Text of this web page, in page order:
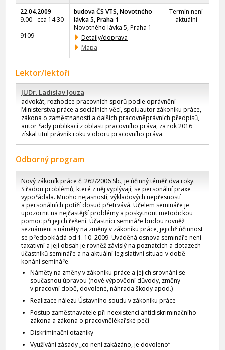
22.04.2009
9.00 - cca 14.30
—
9109
budova ČS VTS, Novotného
lávka 5, Praha 1
Novotného lávka 5, Praha 1
Detaily/doprava
Mapa
Termín není
aktuální
Lektor/lektoři
JUDr. Ladislav Jouza
advokát, rozhodce pracovních sporů podle oprávnění
Ministerstva práce a sociálních věcí, spoluautor zákoníku práce,
zákona o zaměstnanosti a dalších pracovněprávních předpisů,
autor řady publikací z oblasti pracovního práva, za rok 2016
získal titul právník roku v oboru pracovního práva.
Odborný program
Nový zákoník práce č. 262/2006 Sb., je účinný téměř dva roky.
S řadou problémů, které z něj vyplývají, se personální praxe
vypořádala. Mnoho nejasností, výkladových nepřesností
a personálních potíží dosud přetrvává. Účelem semináře je
upozornit na nejčastější problémy a poskytnout metodickou
pomoc při jejich řešení. Účastníci semináře budou rovněž
seznámeni s náměty na změny v zákoníku práce, jejichž účinnost
se předpokládá od 1. 10. 2009. Uváděná osnova semináře není
taxativní a její obsah je rovněž závislý na poznatcích a dotazech
účastníků semináře a na aktuální legislativní situaci v době
konání semináře.
Náměty na změny v zákoníku práce a jejich srovnání se
současnou úpravou (nové výpovědní důvody, změny
v pracovní době, dovolené, náhrada škody apod.)
Realizace nálezu Ústavního soudu v zákoníku práce
Postup zaměstnavatele při neexistenci antidiskriminačního
zákona a zákona o pracovnělékařské péči
Diskriminační otazníky
Využívání zásady „co není zakázáno, je dovoleno“